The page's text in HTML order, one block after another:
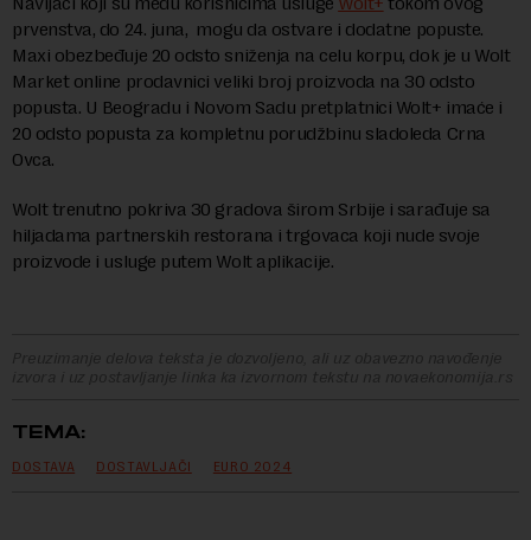
prvenstva, do 24. juna, mogu da ostvare i dodatne popuste.
Maxi obezbeđuje 20 odsto sniženja na celu korpu, dok je u Wolt
Market online prodavnici veliki broj proizvoda na 30 odsto
popusta. U Beogradu i Novom Sadu pretplatnici Wolt+ imaće i
20 odsto popusta za kompletnu porudžbinu sladoleda Crna
Ovca.
Wolt trenutno pokriva 30 gradova širom Srbije i sarađuje sa
hiljadama partnerskih restorana i trgovaca koji nude svoje
proizvode i usluge putem Wolt aplikacije.
Preuzimanje delova teksta je dozvoljeno, ali uz obavezno navođenje
izvora i uz postavljanje linka ka izvornom tekstu na novaekonomija.rs
TEMA:
DOSTAVA DOSTAVLJAČI EURO 2024